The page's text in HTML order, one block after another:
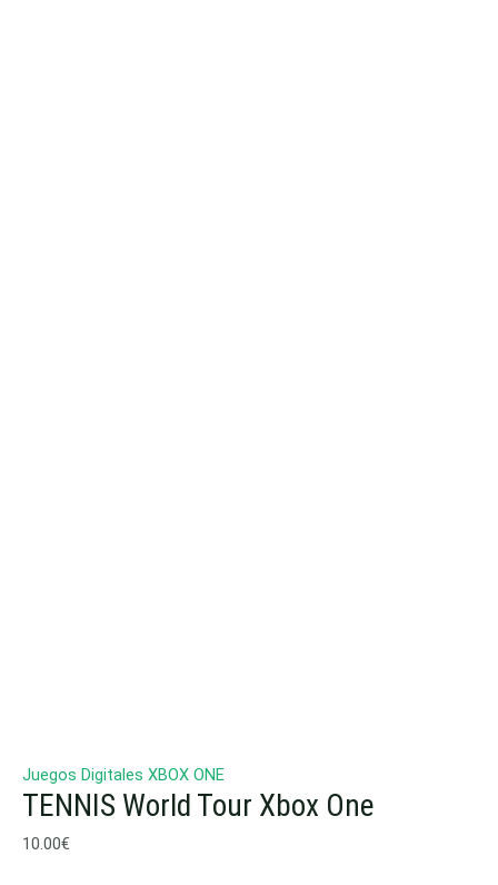
Juegos Digitales XBOX ONE
TENNIS World Tour Xbox One
10.00€